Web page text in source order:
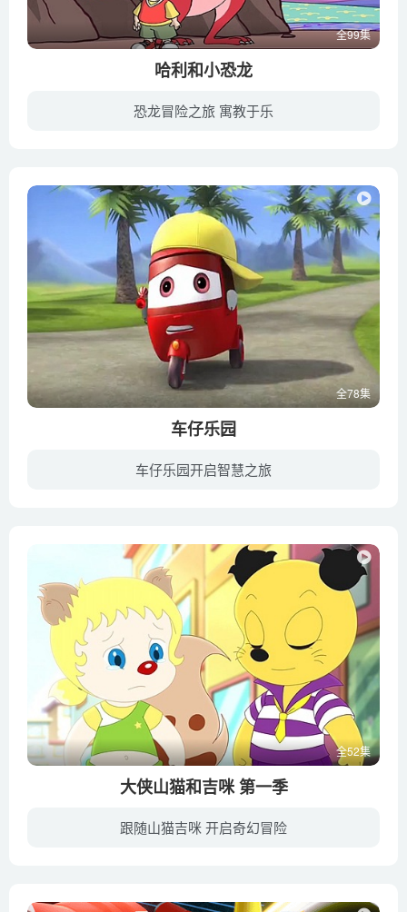
全99集
哈利和小恐龙
恐龙冒险之旅 寓教于乐
全78集
车仔乐园
车仔乐园开启智慧之旅
全52集
大侠山猫和吉咪 第一季
跟随山猫吉咪 开启奇幻冒险